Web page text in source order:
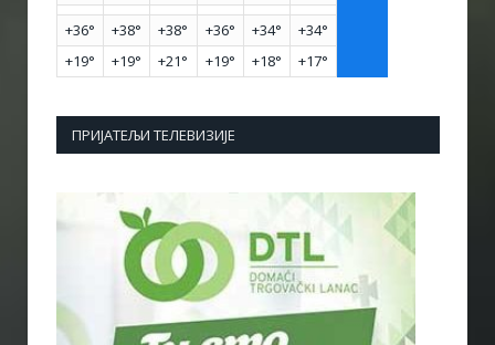
+36° +38° +38° +36° +34° +34°
+19° +19° +21° +19° +18° +17°
ПРИЈАТЕЉИ ТЕЛЕВИЗИЈЕ